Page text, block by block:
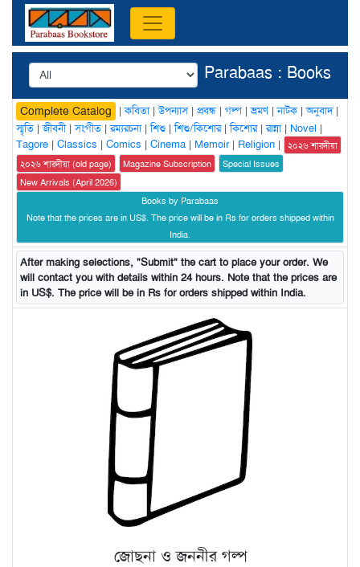
Parabaas : Books
Complete Catalog |কবিতা|উপন্যাস| প্রবন্ধ | গল্প |ভ্রমণ|নাটক |অনুবাদ|
স্মৃতি |জীবনী|সংগীত |রম্যরচনা|শিশু |শিশু/কিশোর|কিশোর|রান্না| Novel |
Tagore | Classics | Comics | Cinema | Memoir| Religion |
২০২৬ শারদীয়া
২০২৬ শারদীয়া (old page)
Magazine Subscription
Special Issues
New Arrivals (April 2026)
Books by Parabaas
Note that the prices are in US$. The price will be in Rs for orders shipped within
India.
After making selections, "Submit" the cart to place your order. We
will contact you with details within 24 hours. Note that the prices are
in US$. The price will be in Rs for orders shipped within India.
জোছনা ও জননীর গল্প